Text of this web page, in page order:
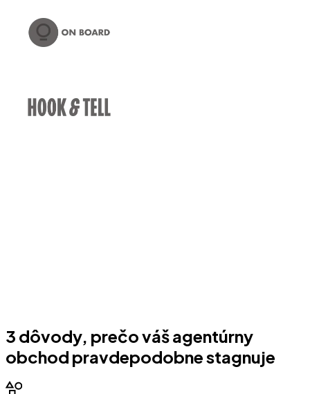
3 dôvody, prečo váš agentúrny
obchod pravdepodobne stagnuje